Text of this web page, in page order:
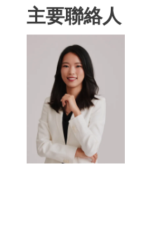
主要聯絡人